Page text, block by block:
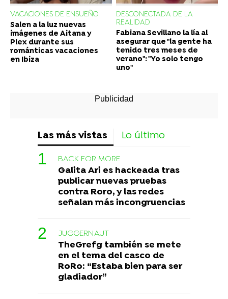
VACACIONES DE ENSUEÑO
Salen a la luz nuevas
imágenes de Aitana y
Plex durante sus
románticas vacaciones
en Ibiza
DESCONECTADA DE LA
REALIDAD
Fabiana Sevillano la lía al
asegurar que "la gente ha
tenido tres meses de
verano": "Yo solo tengo
uno"
Las más vistas Lo último
BACK FOR MORE
Galita Ari es hackeada tras
publicar nuevas pruebas
contra Roro, y las redes
señalan más incongruencias
JUGGERNAUT
TheGrefg también se mete
en el tema del casco de
RoRo: “Estaba bien para ser
gladiador”